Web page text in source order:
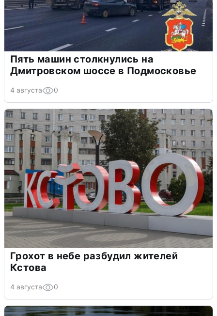
Пять машин столкнулись на
Дмитровском шоссе в Подмосковье
4 августа 0
Грохот в небе разбудил жителей
Кстова
4 августа 0